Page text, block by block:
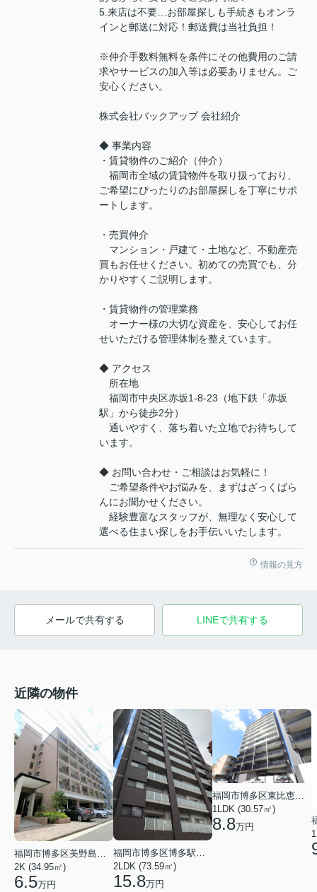
5.来店は不要…お部屋探しも手続きもオンラ
インと郵送に対応！郵送費は当社負担！
※仲介手数料無料を条件にその他費用のご請
求やサービスの加入等は必要ありません。ご
安心ください。
株式会社バックアップ 会社紹介
◆ 事業内容
・賃貸物件のご紹介（仲介）
福岡市全域の賃貸物件を取り扱っており、
ご希望にぴったりのお部屋探しを丁寧にサポ
ートします。
・売買仲介
マンション・戸建て・土地など、不動産売
買もお任せください。初めての売買でも、分
かりやすくご説明します。
・賃貸物件の管理業務
オーナー様の大切な資産を、安心してお任
せいただける管理体制を整えています。
◆ アクセス
所在地
福岡市中央区赤坂1-8-23（地下鉄「赤坂
駅」から徒歩2分）
通いやすく、落ち着いた立地でお待ちして
います。
◆ お問い合わせ・ご相談はお気軽に！
ご希望条件やお悩みを、まずはざっくばら
んにお聞かせください。
経験豊富なスタッフが、無理なく安心して
選べる住まい探しをお手伝いいたします。
情報の見方
メールで共有する LINEで共有する
近隣の物件
2K (34.95㎡)
6.5万円
福岡市博多区博多駅南２丁目
2LDK (73.59㎡)
15.8万円
1LDK (30.57㎡)
8.8万円